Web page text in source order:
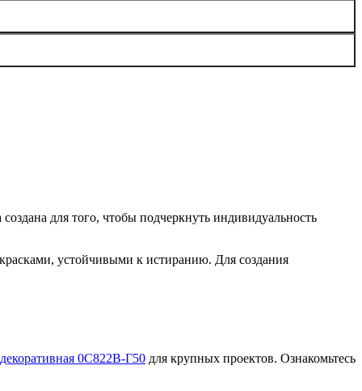
для того, чтобы подчеркнуть индивидуальность
устойчивыми к истиранию. Для создания
0С822В-Г50 для крупных проектов. Ознакомьтесь